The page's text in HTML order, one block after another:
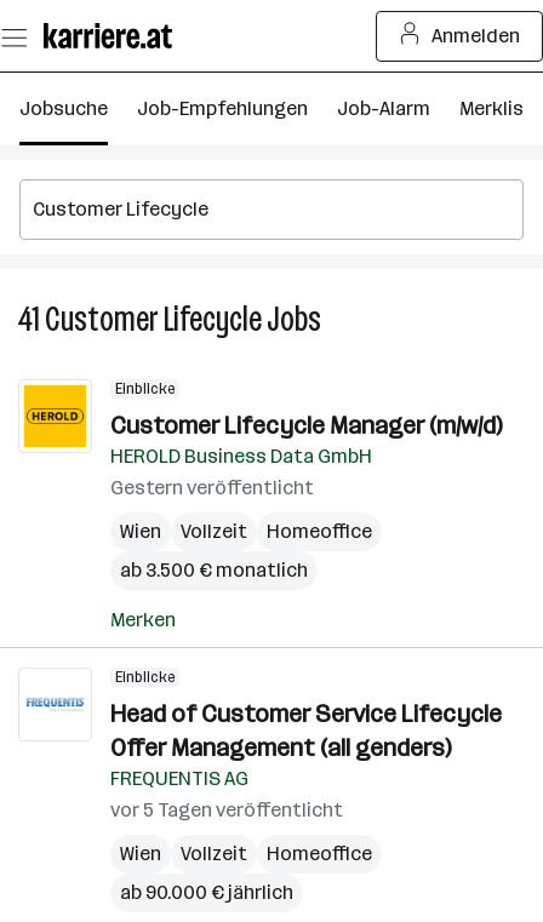
Seiteninhalt
springen
Anmelden
Jobsuche Job-Empfehlungen Job-Alarm Merkliste
41Customer LifecycleJobs
Einblicke
Customer Lifecycle Manager (m/w/d)
HEROLD Business Data GmbH
Gestern veröffentlicht
Wien
Vollzeit
Homeoffice
ab 3.500 € monatlich
Merken
Einblicke
Head of Customer Service Lifecycle
Offer Management (all genders)
FREQUENTIS AG
vor 5 Tagen veröffentlicht
Wien
Vollzeit
Homeoffice
ab 90.000 € jährlich